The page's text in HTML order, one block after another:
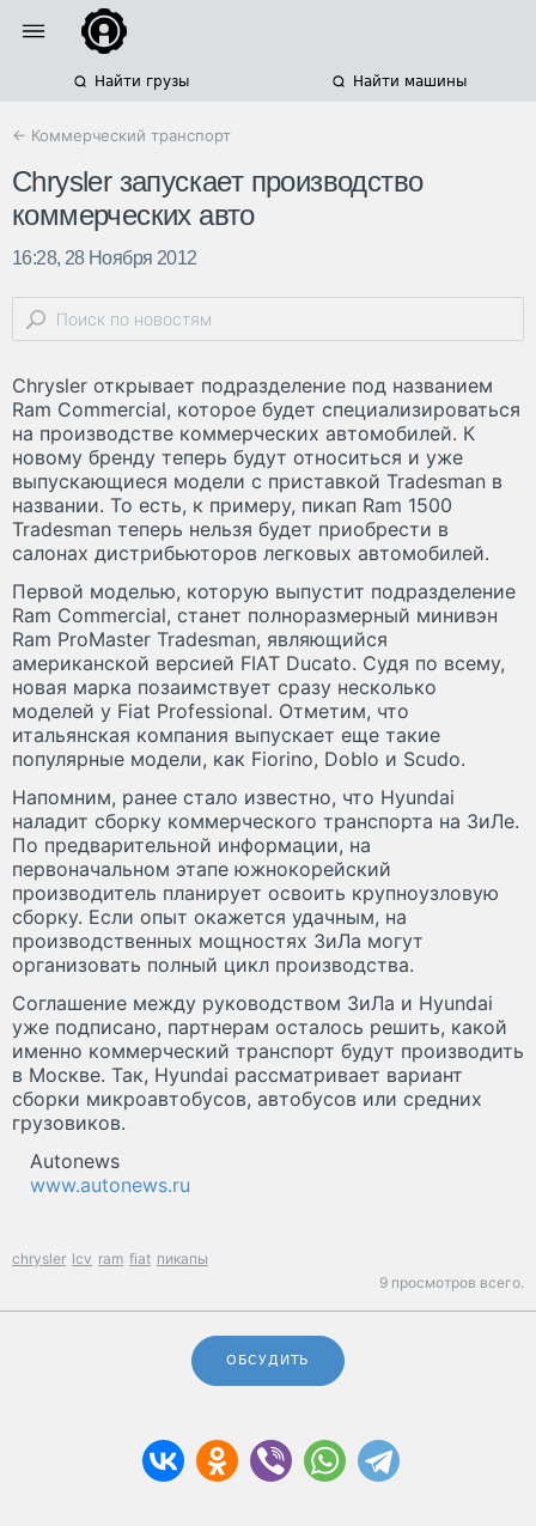
Найти грузы Найти машины
← Коммерческий транспорт
Chrysler запускает производство
коммерческих авто
16:28, 28 Ноября 2012
Chrysler открывает подразделение под названием
Ram Commercial, которое будет специализироваться
на производстве коммерческих автомобилей. К
новому бренду теперь будут относиться и уже
выпускающиеся модели с приставкой Tradesman в
названии. То есть, к примеру, пикап Ram 1500
Tradesman теперь нельзя будет приобрести в
салонах дистрибьюторов легковых автомобилей.
Первой моделью, которую выпустит подразделение
Ram Commercial, станет полноразмерный минивэн
Ram ProMaster Tradesman, являющийся
американской версией FIAT Ducato. Судя по всему,
новая марка позаимствует сразу несколько
моделей у Fiat Professional. Отметим, что
итальянская компания выпускает еще такие
популярные модели, как Fiorino, Doblo и Scudo.
Напомним, ранее стало известно, что Hyundai
наладит сборку коммерческого транспорта на ЗиЛе.
По предварительной информации, на
первоначальном этапе южнокорейский
производитель планирует освоить крупноузловую
сборку. Если опыт окажется удачным, на
производственных мощностях ЗиЛа могут
организовать полный цикл производства.
Соглашение между руководством ЗиЛа и Hyundai
уже подписано, партнерам осталось решить, какой
именно коммерческий транспорт будут производить
в Москве. Так, Hyundai рассматривает вариант
сборки микроавтобусов, автобусов или средних
грузовиков.
Autonews
www.autonews.ru
chrysler lcv ram fiat пикапы
9 просмотров всего.
ОБСУДИТЬ